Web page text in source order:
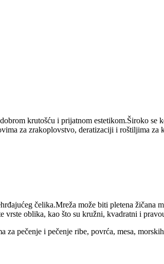
krutošću i prijatnom estetikom.Široko
za zrakoplovstvo, deratizaciji i roštiljima za
čelika.Mreža može biti pletena žičana
oblika, kao što su kružni, kvadratni i
pečenje i pečenje ribe, povrća, mesa,